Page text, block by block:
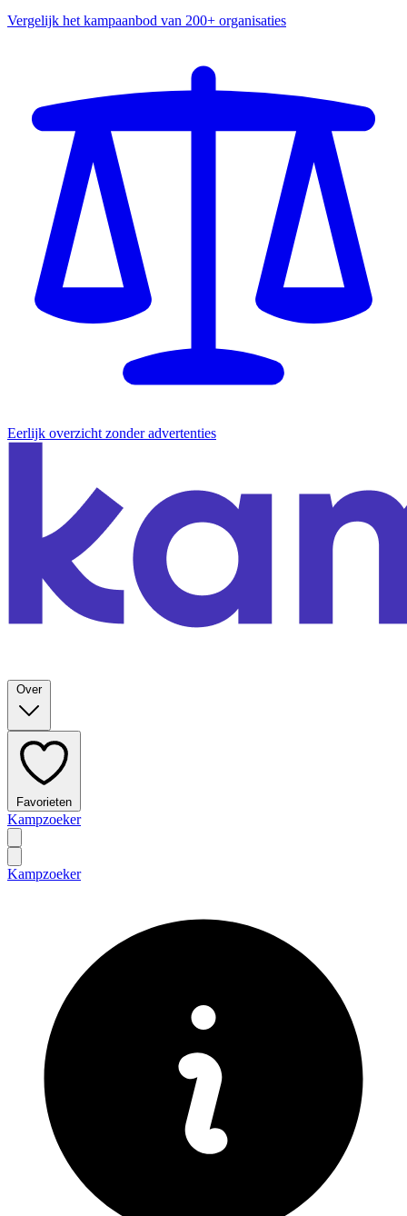
Vergelijk het kampaanbod van 200+ organisaties
Eerlijk overzicht zonder advertenties
Over
Favorieten
Kampzoeker
Kampzoeker